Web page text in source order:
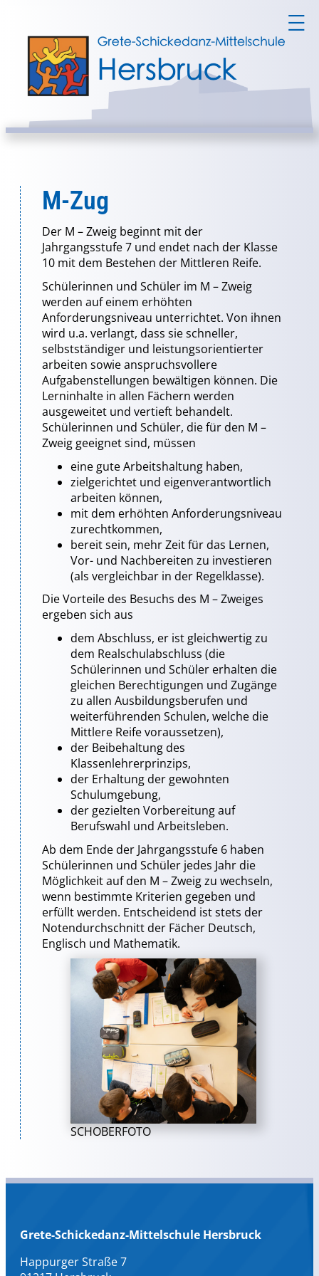
M-Zug
Der M – Zweig beginnt mit der
Jahrgangsstufe 7 und endet nach der Klasse
10 mit dem Bestehen der Mittleren Reife.
Schülerinnen und Schüler im M – Zweig
werden auf einem erhöhten
Anforderungsniveau unterrichtet. Von ihnen
wird u.a. verlangt, dass sie schneller,
selbstständiger und leistungsorientierter
arbeiten sowie anspruchsvollere
Aufgabenstellungen bewältigen können. Die
Lerninhalte in allen Fächern werden
ausgeweitet und vertieft behandelt.
Schülerinnen und Schüler, die für den M –
Zweig geeignet sind, müssen
eine gute Arbeitshaltung haben,
zielgerichtet und eigenverantwortlich
arbeiten können,
mit dem erhöhten Anforderungsniveau
zurechtkommen,
bereit sein, mehr Zeit für das Lernen,
Vor- und Nachbereiten zu investieren
(als vergleichbar in der Regelklasse).
Die Vorteile des Besuchs des M – Zweiges
ergeben sich aus
dem Abschluss, er ist gleichwertig zu
dem Realschulabschluss (die
Schülerinnen und Schüler erhalten die
gleichen Berechtigungen und Zugänge
zu allen Ausbildungsberufen und
weiterführenden Schulen, welche die
Mittlere Reife voraussetzen),
der Beibehaltung des
Klassenlehrerprinzips,
der Erhaltung der gewohnten
Schulumgebung,
der gezielten Vorbereitung auf
Berufswahl und Arbeitsleben.
Ab dem Ende der Jahrgangsstufe 6 haben
Schülerinnen und Schüler jedes Jahr die
Möglichkeit auf den M – Zweig zu wechseln,
wenn bestimmte Kriterien gegeben und
erfüllt werden. Entscheidend ist stets der
Notendurchschnitt der Fächer Deutsch,
Englisch und Mathematik.
SCHOBERFOTO
Grete-Schickedanz-Mittelschule Hersbruck
Happurger Straße 7